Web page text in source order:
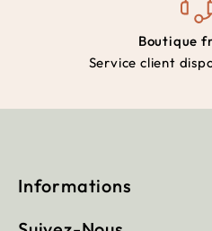
Boutique
Service client
Informations